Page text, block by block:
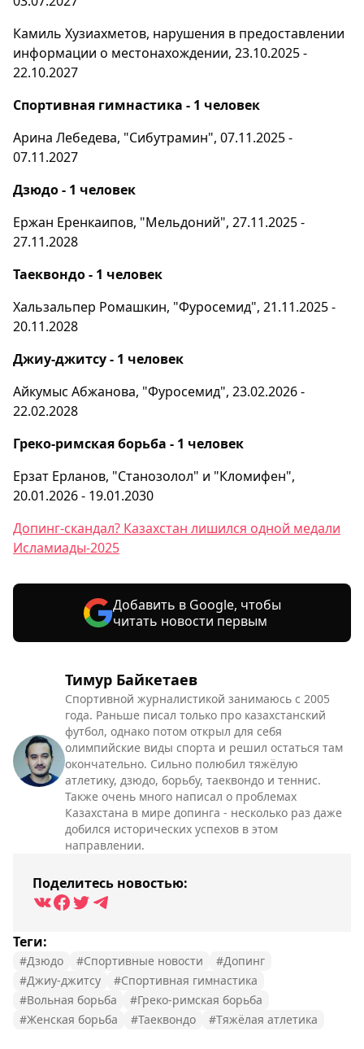
Тимур Байкетаев
Спортивной журналистикой занимаюсь с 2005
года. Раньше писал только про казахстанский
футбол, однако потом открыл для себя
олимпийские виды спорта и решил остаться там
окончательно. Сильно полюбил тяжёлую
атлетику, дзюдо, борьбу, таеквондо и теннис.
Также очень много написал о проблемах
Казахстана в мире допинга - несколько раз даже
добился исторических успехов в этом
направлении.
Поделитесь новостью:
Теги:
#Дзюдо #Спортивные новости
#Допинг
#Джиу-джитсу
#Спортивная гимнастика
#Вольная борьба
#Греко-римская борьба
#Женская борьба
#Таеквондо #Тяжёлая атлетика
Камиль Хузиахметов, нарушения в предоставлении
информации о местонахождении, 23.10.2025 -
22.10.2027
Спортивная гимнастика - 1 человек
Арина Лебедева, "Сибутрамин", 07.11.2025 -
07.11.2027
Дзюдо - 1 человек
Ержан Еренкаипов, "Мельдоний", 27.11.2025 -
27.11.2028
Таеквондо - 1 человек
Хальзальпер Ромашкин, "Фуросемид", 21.11.2025 -
20.11.2028
Джиу-джитсу - 1 человек
Айкумыс Абжанова, "Фуросемид", 23.02.2026 -
22.02.2028
Греко-римская борьба - 1 человек
Ерзат Ерланов, "Станозолол" и "Кломифен",
20.01.2026 - 19.01.2030
Допинг-скандал? Казахстан лишился одной медали
Исламиады-2025
Добавить в Google, чтобы
читать новости первым